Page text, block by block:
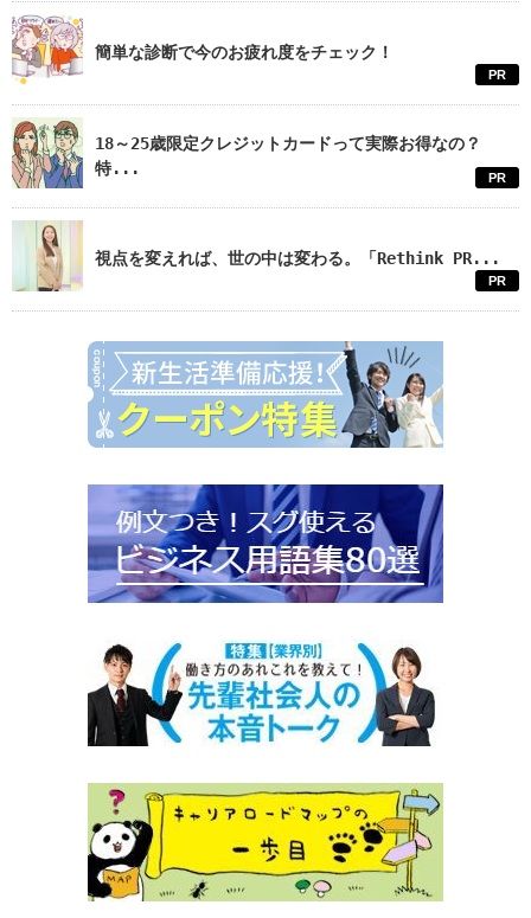
簡単な診断で今のお疲れ度をチェック！
PR
18～25歳限定クレジットカードって実際お得なの？
特...
PR
視点を変えれば、世の中は変わる。「Rethink PR...
PR